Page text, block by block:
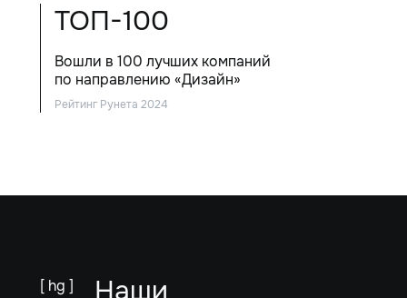
Рейтинг Рунета 2024
Вошли в 100 лучших компаний
по направлению «Дизайн»
ТОП-100
[ hg ] Наши